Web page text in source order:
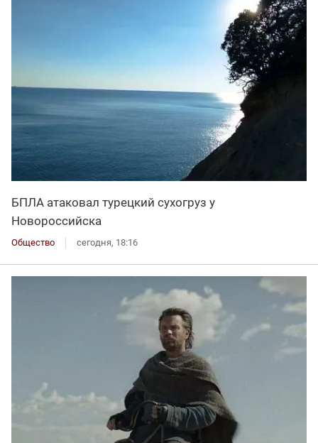
БПЛА атаковал турецкий сухогруз у
Новороссийска
Общество сегодня, 18:16